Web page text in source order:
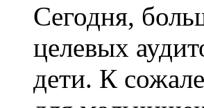
Сегодня,
целевых
дети. К